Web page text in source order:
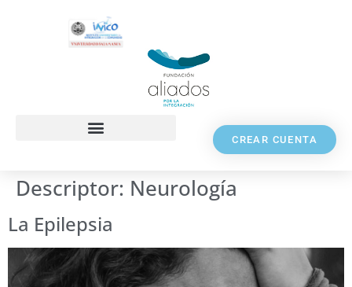
CREAR CUENTA
Descriptor: Neurología
La Epilepsia